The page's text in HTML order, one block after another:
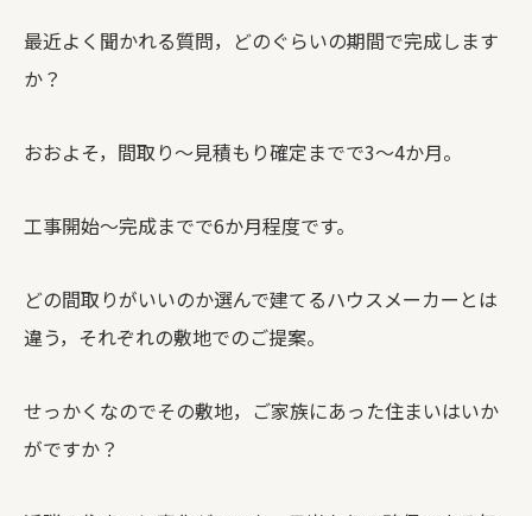
最近よく聞かれる質問，どのぐらいの期間で完成します
か？
おおよそ，間取り～見積もり確定までで3～4か月。
工事開始～完成までで6か月程度です。
どの間取りがいいのか選んで建てるハウスメーカーとは
違う，それぞれの敷地でのご提案。
せっかくなのでその敷地，ご家族にあった住まいはいか
がですか？